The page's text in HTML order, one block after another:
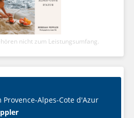
nicht zum Leistungsumfang.
Provence-Alpes-Cote d'Azur